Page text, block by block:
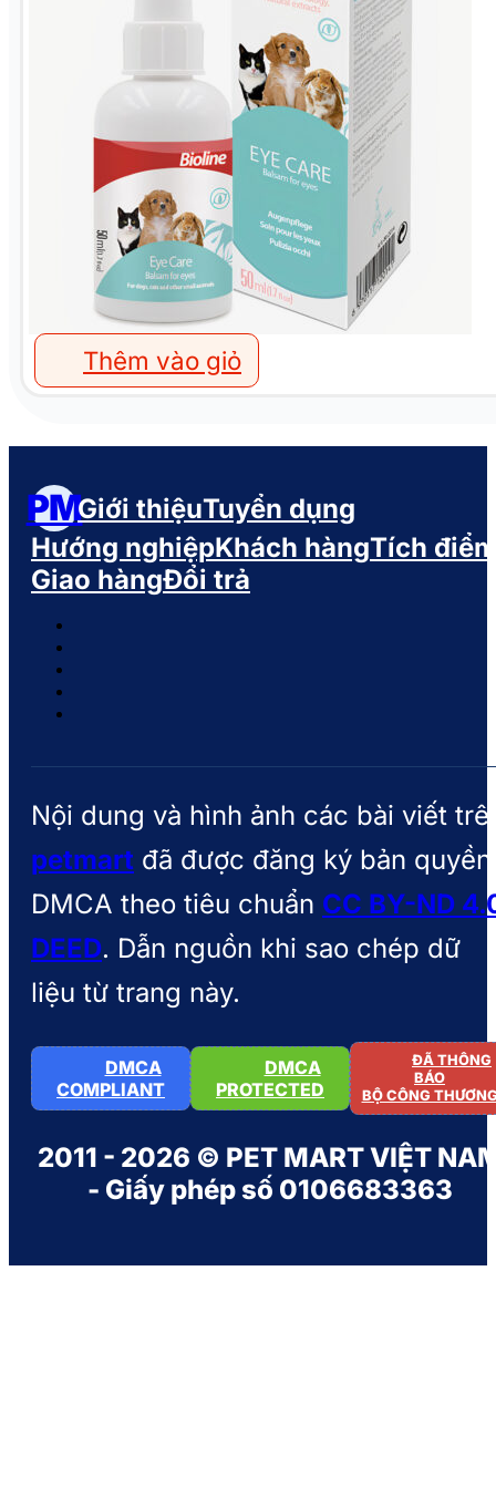
Thêm vào giỏ
PMGiới thiệuTuyển dụng
Hướng nghiệpKhách hàngTích
Giao hàngĐổi trả
Nội dung và hình ảnh các bài viết
petmart đã được đăng ký bản quyền
DMCA theo tiêu chuẩn CC BY-ND
DEED. Dẫn nguồn khi sao chép dữ
liệu từ trang này.
DMCA
COMPLIANT
DMCA
PROTECTED
ĐÃ THÔNG
BÁO
BỘ CÔNG
2011 - 2026 © PET MART VIỆT
- Giấy phép số 0106683363